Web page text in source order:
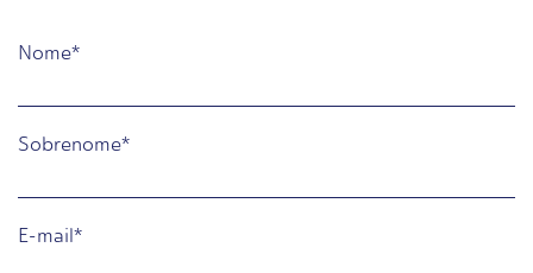
Nome*
Sobrenome*
E-mail*